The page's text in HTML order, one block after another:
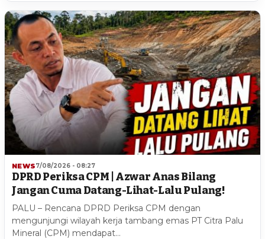
NEWS7/08/2026 - 08:27
DPRD Periksa CPM | Azwar Anas Bilang
Jangan Cuma Datang-Lihat-Lalu Pulang!
PALU – Rencana DPRD Periksa CPM dengan
mengunjungi wilayah kerja tambang emas PT Citra Palu
Mineral (CPM) mendapat…